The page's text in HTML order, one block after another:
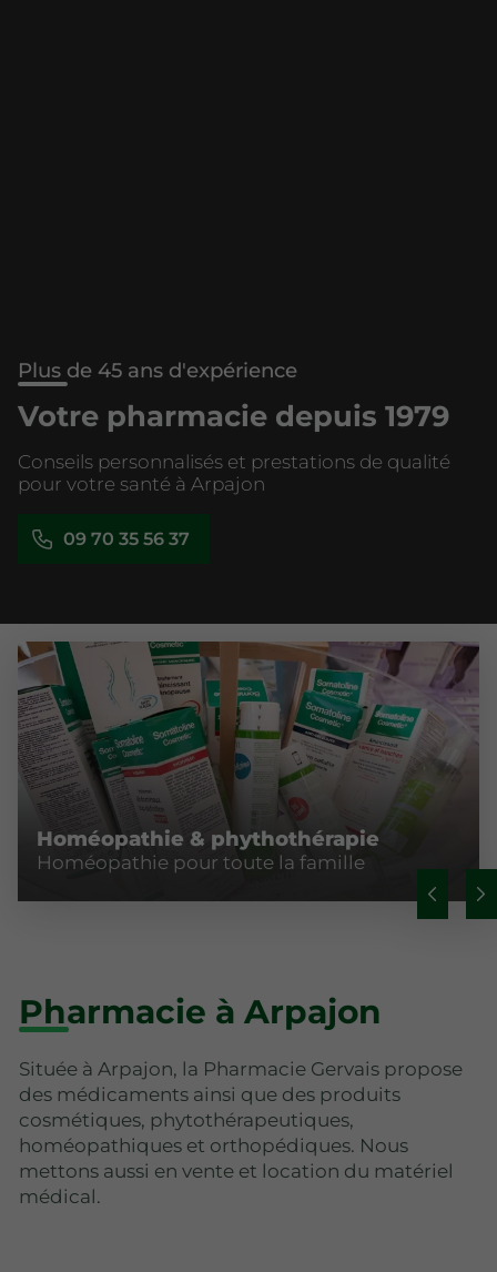
Plus de 45 ans d'expérience
Votre pharmacie depuis 1979
Conseils personnalisés et prestations de qualité
pour votre santé à Arpajon
09 70 35 56 37
Homéopathie & phythothérapie
Homéopathie pour toute la famille
Pharmacie à Arpajon
Située à Arpajon, la Pharmacie Gervais propose
des médicaments ainsi que des produits
cosmétiques, phytothérapeutiques,
homéopathiques et orthopédiques. Nous
mettons aussi en vente et location du matériel
médical.